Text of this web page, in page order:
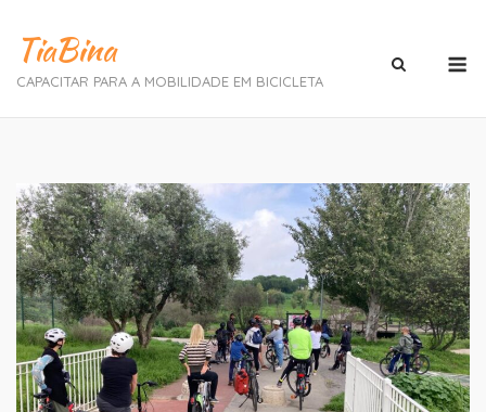
content
TiaBina
CAPACITAR PARA A MOBILIDADE EM BICICLETA